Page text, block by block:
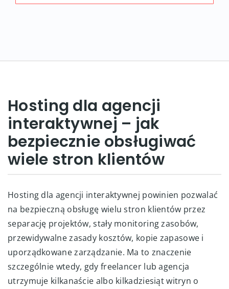
Hosting dla agencji
interaktywnej – jak
bezpiecznie obsługiwać
wiele stron klientów
Hosting dla agencji interaktywnej powinien pozwalać
na bezpieczną obsługę wielu stron klientów przez
separację projektów, stały monitoring zasobów,
przewidywalne zasady kosztów, kopie zapasowe i
uporządkowane zarządzanie. Ma to znaczenie
szczególnie wtedy, gdy freelancer lub agencja
utrzymuje kilkanaście albo kilkadziesiąt witryn o